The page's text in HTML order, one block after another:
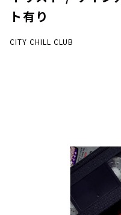
YouTube
会社情報
ト有り
CITY CHILL CLUB